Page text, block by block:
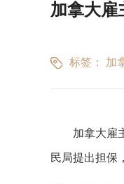
加拿大
标签： 加
加拿大雇
民局提出担保